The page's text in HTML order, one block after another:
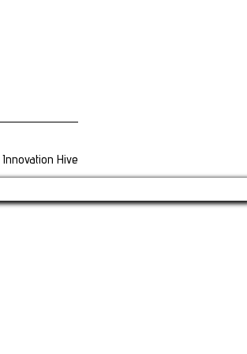
Innovation Hive